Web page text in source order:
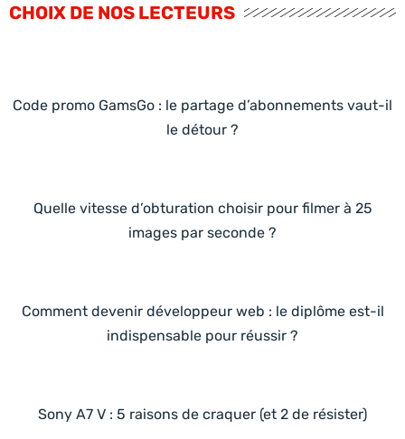
CHOIX DE NOS LECTEURS
Code promo GamsGo : le partage d’abonnements vaut-il
le détour ?
Quelle vitesse d’obturation choisir pour filmer à 25
images par seconde ?
Comment devenir développeur web : le diplôme est-il
indispensable pour réussir ?
Sony A7 V : 5 raisons de craquer (et 2 de résister)